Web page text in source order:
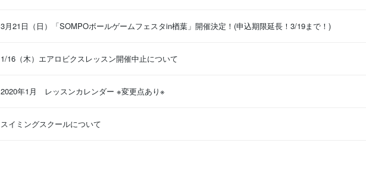
3月21日（日）「SOMPOボールゲームフェスタin楢葉」開催決定！(申込期限延長！3/19まで！)
1/16（木）エアロビクスレッスン開催中止について
2020年1月 レッスンカレンダー ※変更点あり※
スイミングスクールについて